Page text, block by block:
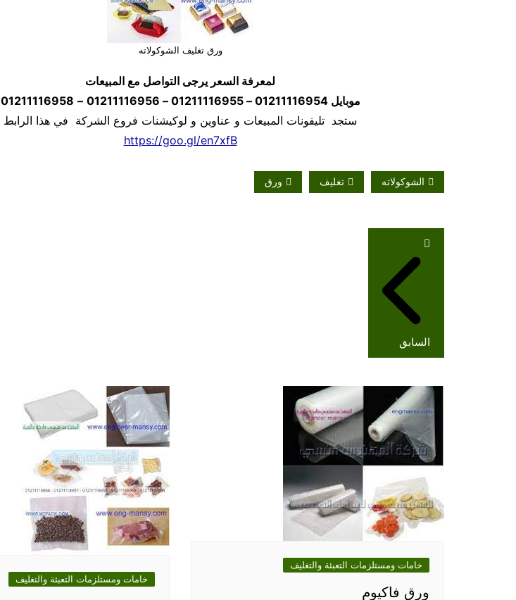
ورق تغليف الشوكولاته
لمعرفة السعر يرجى التواصل مع المبيعات
موبايل01211116954 – 01211116955 – 01211116956
–
01211116958
ستجد تليفونات المبيعات و عناوين و لوكيشنات فروع الشركة في هذا الرابط
https://goo.gl/en7xfB
الشوكولاته تغليف ورق
تصفّح
المقالات
السابق
خامات ومستلزمات التعبئة والتغليف
ورق فاكيوم
خامات ومستلزمات التعبئة والتغليف